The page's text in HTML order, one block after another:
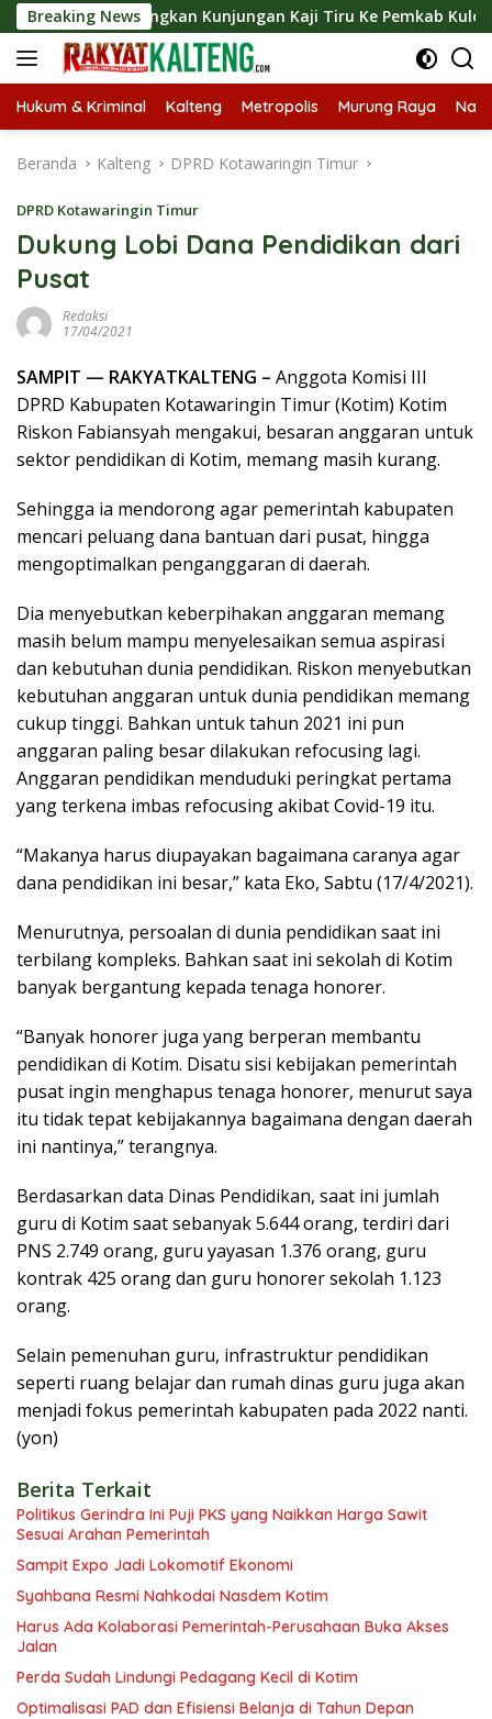
Langsung
ke
konten
Breaking NewsKunjungan Kaji Tiru Ke Pemkab Kulon Progo
Hukum & Kriminal Kalteng Metropolis Murung Raya
Beranda Kalteng DPRD Kotawaringin Timur
DPRD Kotawaringin Timur
Dukung Lobi Dana Pendidikan dari
Pusat
Redaksi
17/04/2021
SAMPIT — RAKYATKALTENG – Anggota Komisi III
DPRD Kabupaten Kotawaringin Timur (Kotim) Kotim
Riskon Fabiansyah mengakui, besaran anggaran untuk
sektor pendidikan di Kotim, memang masih kurang.
Sehingga ia mendorong agar pemerintah kabupaten
mencari peluang dana bantuan dari pusat, hingga
mengoptimalkan penganggaran di daerah.
Dia menyebutkan keberpihakan anggaran memang
masih belum mampu menyelesaikan semua aspirasi
dan kebutuhan dunia pendidikan. Riskon menyebutkan
kebutuhan anggaran untuk dunia pendidikan memang
cukup tinggi. Bahkan untuk tahun 2021 ini pun
anggaran paling besar dilakukan refocusing lagi.
Anggaran pendidikan menduduki peringkat pertama
yang terkena imbas refocusing akibat Covid-19 itu.
“Makanya harus diupayakan bagaimana caranya agar
dana pendidikan ini besar,” kata Eko, Sabtu (17/4/2021).
Menurutnya, persoalan di dunia pendidikan saat ini
terbilang kompleks. Bahkan saat ini sekolah di Kotim
banyak bergantung kepada tenaga honorer.
“Banyak honorer juga yang berperan membantu
pendidikan di Kotim. Disatu sisi kebijakan pemerintah
pusat ingin menghapus tenaga honorer, menurut saya
itu tidak tepat kebijakannya bagaimana dengan daerah
ini nantinya,” terangnya.
Berdasarkan data Dinas Pendidikan, saat ini jumlah
guru di Kotim saat sebanyak 5.644 orang, terdiri dari
PNS 2.749 orang, guru yayasan 1.376 orang, guru
kontrak 425 orang dan guru honorer sekolah 1.123
orang.
Selain pemenuhan guru, infrastruktur pendidikan
seperti ruang belajar dan rumah dinas guru juga akan
menjadi fokus pemerintah kabupaten pada 2022 nanti.
(yon)
Berita Terkait
Politikus Gerindra Ini Puji PKS yang Naikkan Harga Sawit
Sesuai Arahan Pemerintah
Sampit Expo Jadi Lokomotif Ekonomi
Syahbana Resmi Nahkodai Nasdem Kotim
Harus Ada Kolaborasi Pemerintah-Perusahaan Buka Akses
Jalan
Perda Sudah Lindungi Pedagang Kecil di Kotim
Optimalisasi PAD dan Efisiensi Belanja di Tahun Depan